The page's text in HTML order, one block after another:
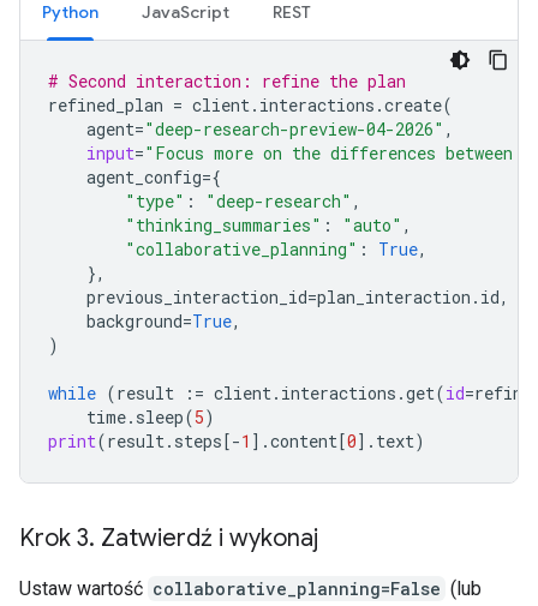
Python JavaScript REST
# Second interaction: refine the plan
refined_plan = client. interactions .create(
agent="deep-research-preview-04-2026" ,
input="Focus more on the differences between
agent_config={
"type" : "deep-research" ,
"thinking_summaries" : "auto" ,
"collaborative_planning" : True,
},
previous_interaction_id=plan_interaction . id,
background=True,
)
while (result := client. interactions .get(id=
time. sleep(5)
print(result. steps[-1 ] .content[0] . text)
Krok 3. Zatwierdź i wykonaj
Ustaw wartość collaborative_planning=False (lub